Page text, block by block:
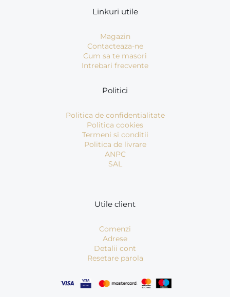
Linkuri utile
Magazin
Contacteaza-ne
Cum sa te masori
Intrebari frecvente
Politici
Politica de confidentialitate
Politica cookies
Termeni si conditii
Politica de livrare
ANPC
SAL
Utile client
Comenzi
Adrese
Detalii cont
Resetare parola